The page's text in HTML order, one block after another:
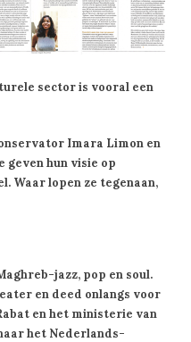
sector is vooral een
Imara Limon en
geven hun visie op
Waar lopen ze tegenaan,
jazz, pop en soul.
en deed onlangs voor
en het ministerie van
het Nederlands-